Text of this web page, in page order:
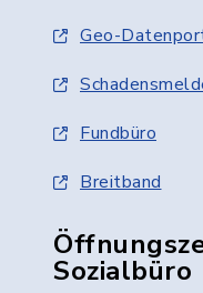
Geo-
Fundbüro
Breitband
Sozialbüro